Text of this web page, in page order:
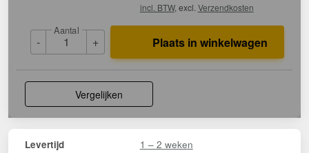
incl. BTW, excl. Verzendkosten
-
Aantal
+ Plaats in winkelwagen
Vergelijken
Levertijd 1 – 2 weken